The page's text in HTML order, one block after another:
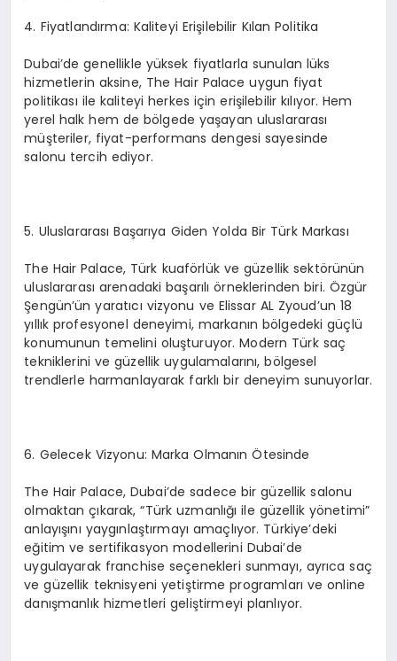
4.⁠ ⁠Fiyatlandırma: Kaliteyi Erişilebilir Kılan Politika
Dubai’de genellikle yüksek fiyatlarla sunulan lüks
hizmetlerin aksine, The Hair Palace uygun fiyat
politikası ile kaliteyi herkes için erişilebilir kılıyor. Hem
yerel halk hem de bölgede yaşayan uluslararası
müşteriler, fiyat-performans dengesi sayesinde
salonu tercih ediyor.
5.⁠ ⁠Uluslararası Başarıya Giden Yolda Bir Türk Markası
The Hair Palace, Türk kuaförlük ve güzellik sektörünün
uluslararası arenadaki başarılı örneklerinden biri. Özgür
Şengün’ün yaratıcı vizyonu ve Elissar AL Zyoud’un 18
yıllık profesyonel deneyimi, markanın bölgedeki güçlü
konumunun temelini oluşturuyor. Modern Türk saç
tekniklerini ve güzellik uygulamalarını, bölgesel
trendlerle harmanlayarak farklı bir deneyim sunuyorlar.
6.⁠ ⁠Gelecek Vizyonu: Marka Olmanın Ötesinde
The Hair Palace, Dubai’de sadece bir güzellik salonu
olmaktan çıkarak, “Türk uzmanlığı ile güzellik yönetimi”
anlayışını yaygınlaştırmayı amaçlıyor. Türkiye’deki
eğitim ve sertifikasyon modellerini Dubai’de
uygulayarak franchise seçenekleri sunmayı, ayrıca saç
ve güzellik teknisyeni yetiştirme programları ve online
danışmanlık hizmetleri geliştirmeyi planlıyor.